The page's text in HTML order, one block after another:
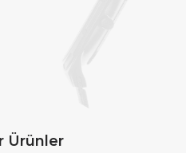
Ürünler